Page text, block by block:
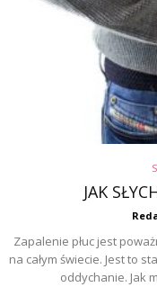
JAK
Zapalenie płuc jest
na całym świecie. Jest to
oddychanie. Jak